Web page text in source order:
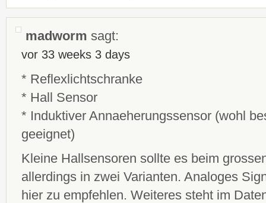
madworm sagt:
vor 33 weeks 3 days
* Reflexlichtschranke
* Hall Sensor
* Induktiver Annaeherungssensor (wohl
geeignet)
Kleine Hallsensoren sollte es beim
allerdings in zwei Varianten. Analoges
hier zu empfehlen. Weiteres steht im